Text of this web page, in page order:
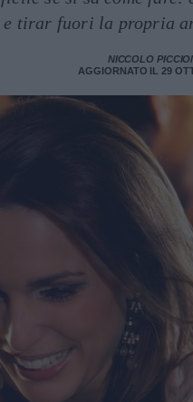
e tirar fuori la propria
NICCOLO
AGGIORNATO IL 29